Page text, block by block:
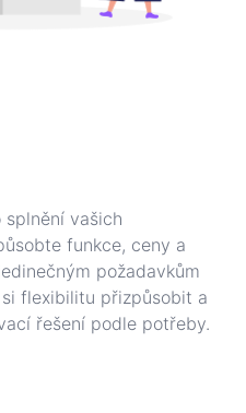
splnění vašich
funkce, ceny a
požadavkům
flexibilitu přizpůsobit a
řešení podle potřeby.